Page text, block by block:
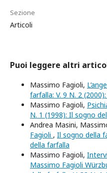
Sezione
Articoli
Puoi leggere altri
Massimo Fagioli,
farfalla: V. 9 N. 2
Massimo Fagioli,
N. 1 (1998): Il sogno
Andrea Masini,
Fagioli , Il sogno della
della farfalla
Massimo Fagioli,
Massimo Fagioli